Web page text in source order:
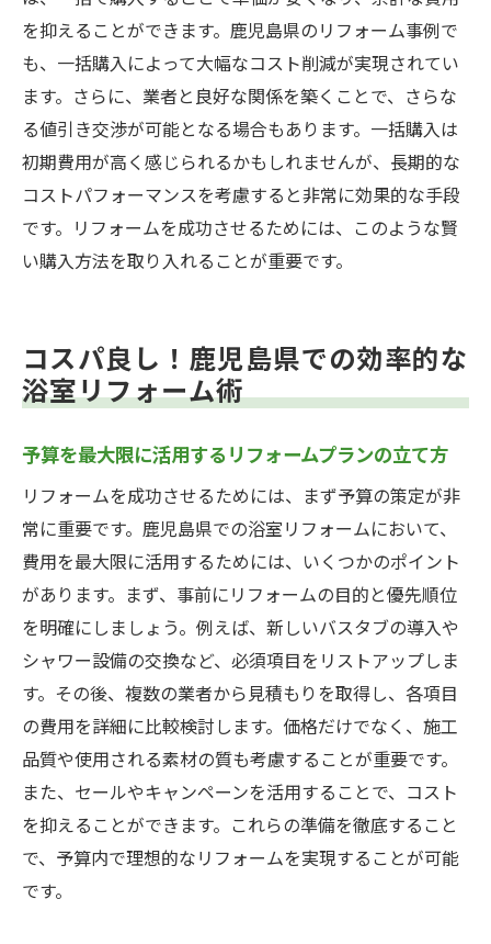
を抑えることができます。鹿児島県のリフォーム事例で
も、一括購入によって大幅なコスト削減が実現されてい
ます。さらに、業者と良好な関係を築くことで、さらな
る値引き交渉が可能となる場合もあります。一括購入は
初期費用が高く感じられるかもしれませんが、長期的な
コストパフォーマンスを考慮すると非常に効果的な手段
です。リフォームを成功させるためには、このような賢
い購入方法を取り入れることが重要です。
コスパ良し！鹿児島県での効率的な
浴室リフォーム術
予算を最大限に活用するリフォームプランの立て方
リフォームを成功させるためには、まず予算の策定が非
常に重要です。鹿児島県での浴室リフォームにおいて、
費用を最大限に活用するためには、いくつかのポイント
があります。まず、事前にリフォームの目的と優先順位
を明確にしましょう。例えば、新しいバスタブの導入や
シャワー設備の交換など、必須項目をリストアップしま
す。その後、複数の業者から見積もりを取得し、各項目
の費用を詳細に比較検討します。価格だけでなく、施工
品質や使用される素材の質も考慮することが重要です。
また、セールやキャンペーンを活用することで、コスト
を抑えることができます。これらの準備を徹底すること
で、予算内で理想的なリフォームを実現することが可能
です。